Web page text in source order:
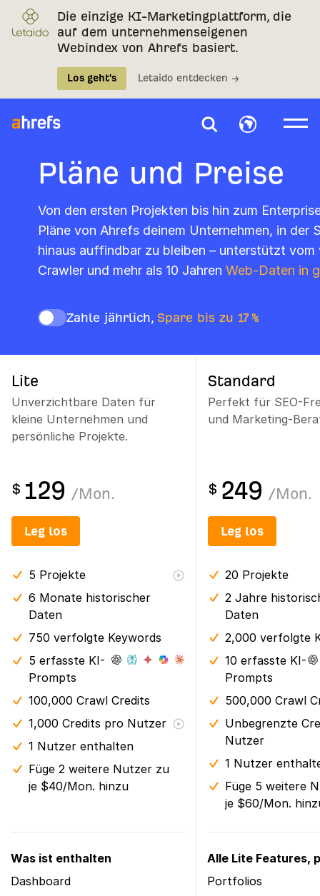
Die einzige KI-Marketingplattform, die
auf dem unternehmenseigenen
Webindex von Ahrefs basiert.
Los geht's Letaido entdecken →
Pläne und Preise
Von den ersten Projekten bis hin zum
Pläne von Ahrefs deinem Unternehmen, in der
hinaus auffindbar zu bleiben – unterstützt
Crawler und mehr als 10 Jahren Web-Daten in
Zahle jährlich, Spare bis zu 17 %
Lite
Unverzichtbare Daten für
kleine Unternehmen und
persönliche Projekte.
Standard
Perfekt für SEO-
und Marketing-
$ 129 /Mon. $ 249 /Mon.
Leg los Leg los
5 Projekte
6 Monate historischer
Daten
750 verfolgte Keywords
5 erfasste KI-
Prompts
100,000 Crawl Credits
1,000 Credits pro Nutzer
1 Nutzer enthalten
Füge 2 weitere Nutzer zu
je $40/Mon. hinzu
20 Projekte
2 Jahre
Daten
2,000 verfolgte
10 erfasste KI-
Prompts
500,000 Crawl
Unbegrenzte
Nutzer
1 Nutzer
Füge 5 weitere
je $60/Mon.
Was ist enthalten
Dashboard
Alle Lite Features,
Portfolios